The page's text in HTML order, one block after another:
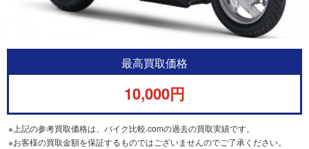
最高買取価格
10,000円
※上記の参考買取価格は、バイク比較.comの過去の買取実績です。
※お客様の買取金額を保証するものではございませんのでご了承ください。